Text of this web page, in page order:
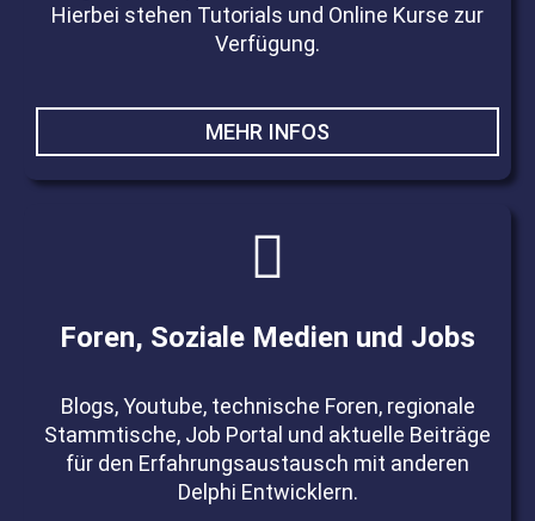
Hierbei stehen Tutorials und Online Kurse zur
Verfügung.
MEHR INFOS
Foren, Soziale Medien und Jobs
Blogs, Youtube, technische Foren, regionale
Stammtische, Job Portal und aktuelle Beiträge
für den Erfahrungsaustausch mit anderen
Delphi Entwicklern.